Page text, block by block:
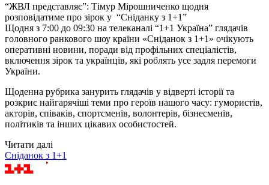
“ЖВЛ представляє”: Тімур Мірошниченко щодня
розповідатиме про зірок у “Сніданку з 1+1”
Щодня з 7:00 до 09:30 на телеканалі “1+1 Україна” глядачів
головного ранкового шоу країни «Сніданок з 1+1» очікують
оперативні новини, поради від профільних спеціалістів,
включення зірок та українців, які роблять усе задля перемоги
України.
Щоденна рубрика занурить глядачів у відверті історії та
розкриє найгарячіші теми про героїв нашого часу: гумористів,
акторів, співаків, спортсменів, волонтерів, бізнесменів,
політиків та інших цікавих особистостей.
Читати далі
Сніданок з 1+1